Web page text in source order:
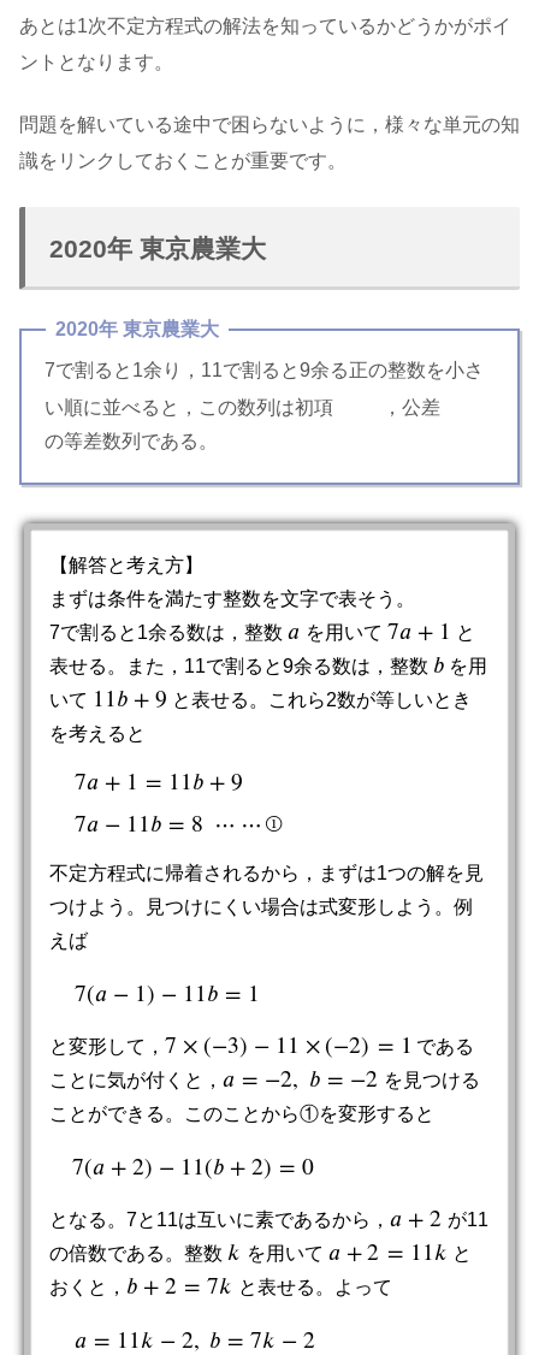
あとは1次不定方程式の解法を知っているかどうかがポイ
ントとなります。
問題を解いている途中で困らないように，様々な単元の知
識をリンクしておくことが重要です。
2020年 東京農業大
2020年 東京農業大
7で割ると1余り，11で割ると9余る正の整数を小さ
い順に並べると，この数列は初項
，公差
の等差数列である。
【解答と考え方】
まずは条件を満たす整数を文字で表そう。
7で割ると1余る数は，整数𝑎
a を用いて 7𝑎 + 1
7a+1
と
表せる。また，11で割ると9余る数は，整数 𝑏
b を用
いて 11𝑏 +9
11b+9
と表せる。これら2数が等しいとき
を考えると
7𝑎 + 1 = 11𝑏 +9
7𝑎 − 11𝑏 = 8 ⋯ ⋯①
不定方程式に帰着されるから，まずは1つの解を見
つけよう。見つけにくい場合は式変形しよう。例
えば
7(𝑎 − 1) − 11𝑏 = 1
7 a− 1 )−11 b = 1
と変形して，7 × (−3) − 11 ×(−2) = 1
7 ×(− 3)−11 ×( −2) =1
である
ことに気が付くと，𝑎 = −2, 𝑏 = −2
a =−2, b= 2
を見つける
ことができる。このことから①を変形すると
7(𝑎 +2) − 11(𝑏 +2) = 0
7(a+2 )−11 ( b+2)= 0
となる。7と11は互いに素であるから，𝑎 +2
a +2
が11
の倍数である。整数 𝑘
k を用いて 𝑎 +2 = 11𝑘
a+2=11k
と
おくと， 𝑏 +2 = 7𝑘
b +2 =7 k と表せる。よって
𝑎 = 11𝑘 −2, 𝑏 = 7𝑘 −2
a=11 k−2, b =7 k− 2